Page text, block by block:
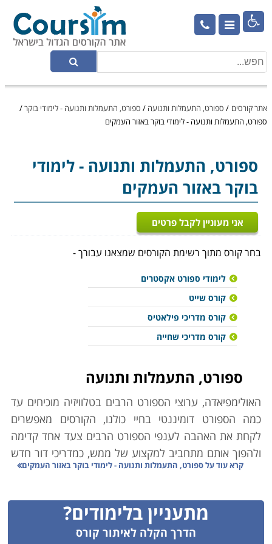

אתר קורסים / ספורט, התעמלות ותנועה / ספורט, התעמלות ותנועה - לימודי בוקר/
ספורט, התעמלות ותנועה - לימודי בוקר באזור העמקים
ספורט, התעמלות ותנועה - לימודי
בוקר באזור העמקים
אני מעוניין לקבל פרטים
בחר קורס מתוך רשימת הקורסים שמצאנו עבורך -
לימודי ספורט אקסטרים
קורס שייט
קורס מדריכי פילאטיס
קורס מדריכי שחייה
ספורט, התעמלות ותנועה
האולימפיאדה, ערוצי הספורט הרבים בטלוויזיה מוכיחים עד
כמה הספורט דומיננטי בחיי כולנו, הקורסים מאפשרים
לקחת את האהבה לענפי הספורט הרבים צעד אחד קדימה
ולהפוך אותם מתחביב למקצוע של ממש, כמדריכי דור חדש
של ספורטאים.
קורס מאמני כדורגל
להיות מאמן כדורגל, משמעותו להבין את מהות המשחק
באופן המעמיק ביותר, שימוש בטכניקות משחק מתקדמות
קרא עוד עלספורט, התעמלות ותנועה - לימודי בוקר באזור העמקים
מתעניין בלימודים?
הדרך הקלה לאיתור קורס